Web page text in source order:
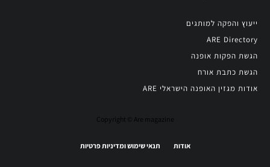
ייעוץ והפקה למותגים
ARE Directory
הגשת הפקות אופנה
הגשת כתבת אורח
אודות מגזין האופנה הישראלי ARE
Copyright © Are magazine
אודות תנאי שימוש ומדיניות פרטיות